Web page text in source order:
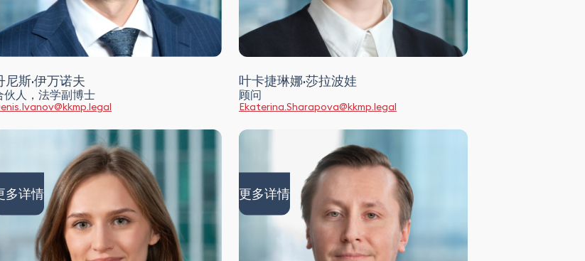
尼斯·伊万诺夫
伙人，法学副博士
叶卡捷琳娜·莎拉波娃
顾问
Ekaterina.Sharapova@kkmp.legal
多详情 更多详情